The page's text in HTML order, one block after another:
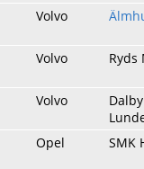
Volvo
Volvo Ryds
Volvo
Opel SMK